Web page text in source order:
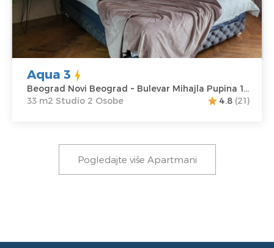
Adresa:Bulevar
Mihajla Pupina
10G
Cena50 €
Struktura :
Studio
Aqua 3
Beograd Novi Beograd ~ Bulevar Mihajla Pupina 10G
33 m2 Studio 2 Osobe
4.8 (21)
Pogledajte više Apartmani